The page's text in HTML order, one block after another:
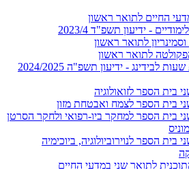
החיים לתואר ראשון
- ידיעון תשפ"ד 2023/4
לתואר ראשון
לתואר ראשון
לבידינג - ידיעון תשפ"ה 2024/2025
בית הספר לזואולוגיה
בית הספר לצמח ואבטחת מזון
בית הספר למחקר ביו-רפואי ולחקר הסרטן
בית הספר לנוירוביולוגיה, ביוכימיה
לתואר שני במדעי החיים